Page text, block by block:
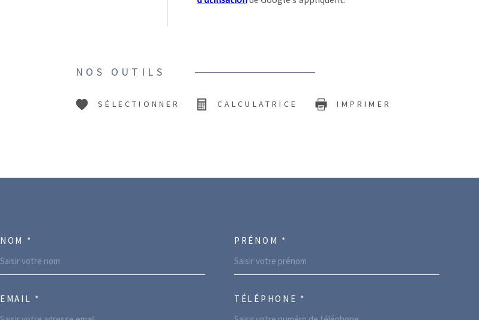
NOS OUTILS
SÉLECTIONNER CALCULATRICE IMPRIMER
TRAD_MELTEM_VOSCOORDONNEES
NOM * PRÉNOM *
EMAIL * TÉLÉPHONE *